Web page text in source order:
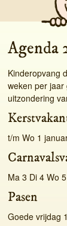
Agenda
Kinderopvang
weken per
uitzondering
t/m Wo 1
Ma 3 Di 4 Wo
Pasen
Goede vrijdag